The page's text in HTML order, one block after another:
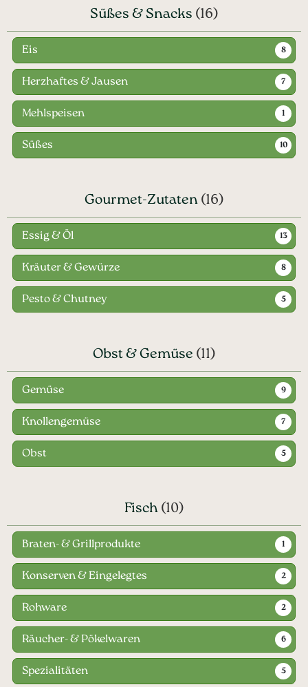
Süßes & Snacks (16)
Eis 8
Herzhaftes & Jausen 7
Mehlspeisen 1
Süßes 10
Gourmet-Zutaten (16)
Essig & Öl 13
Kräuter & Gewürze 8
Pesto & Chutney 5
Obst & Gemüse (11)
Gemüse 9
Knollengemüse 7
Obst 5
Fisch (10)
Braten- & Grillprodukte 1
Konserven & Eingelegtes 2
Rohware 2
Räucher- & Pökelwaren 6
Spezialitäten 5